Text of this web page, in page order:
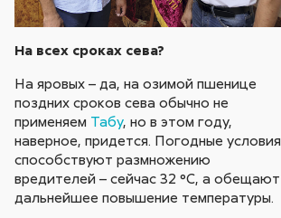
На всех сроках сева?
На яровых – да, на озимой пшенице
поздних сроков сева обычно не
применяем Табу, но в этом году,
наверное, придется. Погодные условия
способствуют размножению
вредителей – сейчас 32 °С, а обещают
дальнейшее повышение температуры.